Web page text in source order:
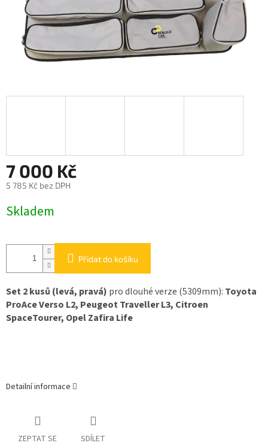
7 000 Kč
5 785 Kč bez DPH
cena:
Skladem
Přidat do košíku
Set 2 kusů (levá, pravá) pro dlouhé verze (5309mm): Toyota
ProAce Verso L2, Peugeot Traveller L3, Citroen
SpaceTourer, Opel Zafira Life
Detailní informace
ZEPTAT SE SDÍLET